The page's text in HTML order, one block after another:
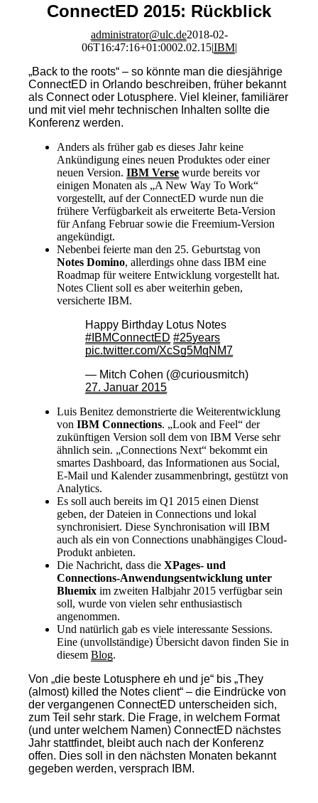
ConnectED 2015: Rückblick
administrator@ulc.de2018-02-
06T16:47:16+01:0002.02.15|IBM|
„Back to the roots“ – so könnte man die diesjährige
ConnectED in Orlando beschreiben, früher bekannt
als Connect oder Lotusphere. Viel kleiner, familiärer
und mit viel mehr technischen Inhalten sollte die
Konferenz werden.
Anders als früher gab es dieses Jahr keine
Ankündigung eines neuen Produktes oder einer
neuen Version.IBM Verse wurde bereits vor
einigen Monaten als „A New Way To Work“
vorgestellt, auf der ConnectED wurde nun die
frühere Verfügbarkeit als erweiterte Beta-Version
für Anfang Februar sowie die Freemium-Version
angekündigt.
Nebenbei feierte man den 25. Geburtstag von
Notes Domino, allerdings ohne dass IBM eine
Roadmap für weitere Entwicklung vorgestellt hat.
Notes Client soll es aber weiterhin geben,
versicherte IBM.
Happy Birthday Lotus Notes
#IBMConnectED #25years
pic.twitter.com/XcSg5MqNM7
— Mitch Cohen (@curiousmitch)
27. Januar 2015
Luis Benitez demonstrierte die Weiterentwicklung
vonIBM Connections. „Look and Feel“ der
zukünftigen Version soll dem von IBM Verse sehr
ähnlich sein. „Connections Next“ bekommt ein
smartes Dashboard, das Informationen aus Social,
E-Mail und Kalender zusammenbringt, gestützt von
Analytics.
Es soll auch bereits im Q1 2015 einen Dienst
geben, der Dateien in Connections und lokal
synchronisiert. Diese Synchronisation will IBM
auch als ein von Connections unabhängiges Cloud-
Produkt anbieten.
Die Nachricht, dass dieXPages- und
Connections-Anwendungsentwicklung unter
Bluemix im zweiten Halbjahr 2015 verfügbar sein
soll, wurde von vielen sehr enthusiastisch
angenommen.
Und natürlich gab es viele interessante Sessions.
Eine (unvollständige) Übersicht davon finden Sie in
diesemBlog.
Von „die beste Lotusphere eh und je“ bis „They
(almost) killed the Notes client“ – die Eindrücke von
der vergangenen ConnectED unterscheiden sich,
zum Teil sehr stark. Die Frage, in welchem Format
(und unter welchem Namen) ConnectED nächstes
Jahr stattfindet, bleibt auch nach der Konferenz
offen. Dies soll in den nächsten Monaten bekannt
gegeben werden, versprach IBM.